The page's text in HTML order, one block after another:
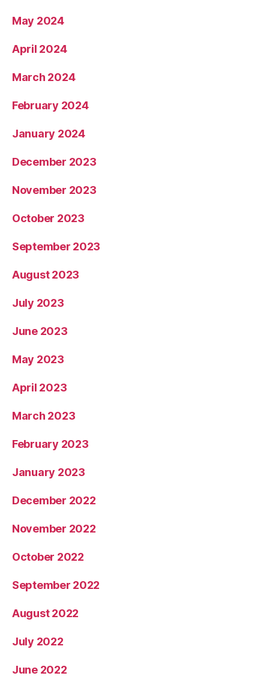
May 2024
April 2024
March 2024
February 2024
January 2024
December 2023
November 2023
October 2023
September 2023
August 2023
July 2023
June 2023
May 2023
April 2023
March 2023
February 2023
January 2023
December 2022
November 2022
October 2022
September 2022
August 2022
July 2022
June 2022